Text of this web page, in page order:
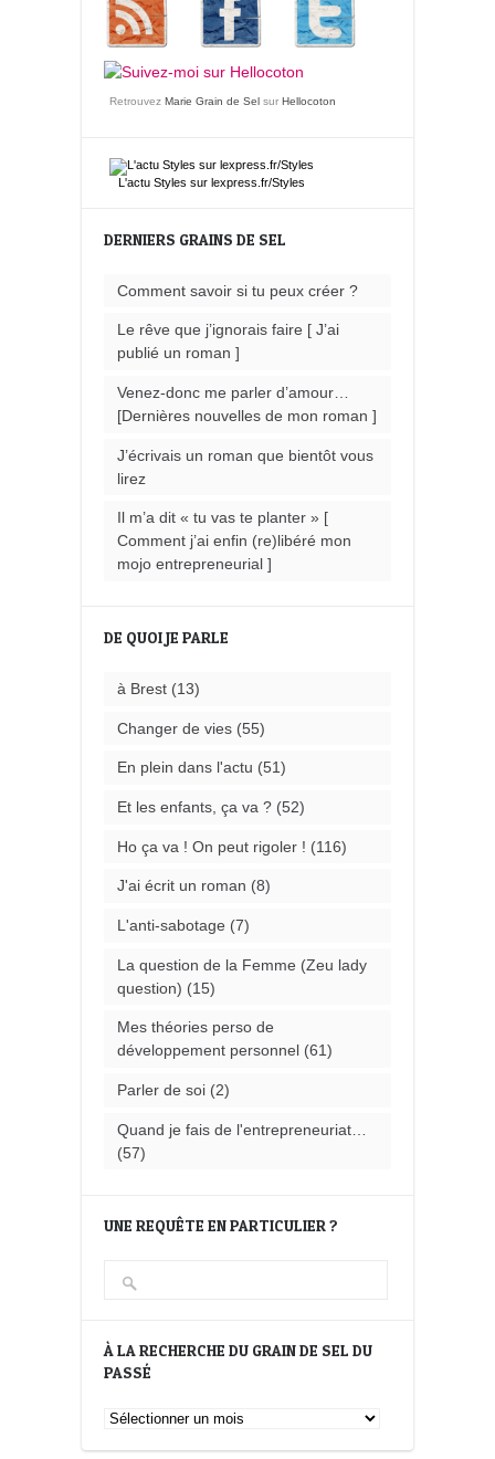
Retrouvez Marie Grain de Sel sur Hellocoton
L'actu Styles sur lexpress.fr/Styles
DERNIERS GRAINS DE SEL
Comment savoir si tu peux créer ?
Le rêve que j’ignorais faire [ J’ai
publié un roman ]
Venez-donc me parler d’amour…
[Dernières nouvelles de mon roman ]
J’écrivais un roman que bientôt vous
lirez
Il m’a dit « tu vas te planter » [
Comment j’ai enfin (re)libéré mon
mojo entrepreneurial ]
DE QUOI JE PARLE
à Brest(13)
Changer de vies(55)
En plein dans l'actu (51)
Et les enfants, ça va ?(52)
Ho ça va ! On peut rigoler ! (116)
J'ai écrit un roman (8)
L'anti-sabotage (7)
La question de la Femme (Zeu lady
question) (15)
Mes théories perso de
développement personnel(61)
Parler de soi(2)
Quand je fais de l'entrepreneuriat…
(57)
UNE REQUÊTE EN PARTICULIER ?
À LA RECHERCHE DU GRAIN DE SEL DU
PASSÉ
À